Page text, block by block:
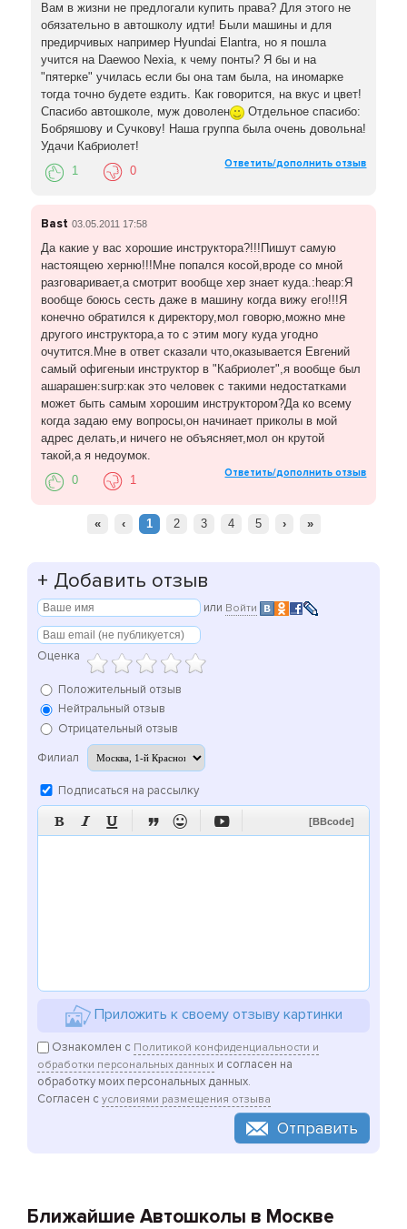
Вам в жизни не предлогали купить права? Для этого не
обязательно в автошколу идти! Были машины и для
предирчивых например Hyundai Elantra, но я пошла
учится на Daewoo Nexia, к чему понты? Я бы и на
"пятерке" училась если бы она там была, на иномарке
тогда точно будете ездить. Как говорится, на вкус и цвет!
Спасибо автошколе, муж доволен
Отдельное спасибо:
Бобряшову и Сучкову! Наша группа была очень довольна!
Удачи Кабриолет!
Ответить/дополнить отзыв
1 0
Bast 03.05.2011 17:58
Да какие у вас хорошие инструктора?!!!Пишут самую
настоящею херню!!!Мне попался косой,вроде со мной
разговаривает,а смотрит вообще хер знает куда.:heap:Я
вообще боюсь сесть даже в машину когда вижу его!!!Я
конечно обратился к директору,мол говорю,можно мне
другого инструктора,а то с этим могу куда угодно
очутится.Мне в ответ сказали что,оказывается Евгений
самый офигеныи инструктор в "Кабриолет",я вообще был
ашарашен:surp:как это человек с такими недостатками
может быть самым хорошим инструктором?Да ко всему
когда задаю ему вопросы,он начинает приколы в мой
адрес делать,и ничего не объясняет,мол он крутой
такой,а я недоумок.
Ответить/дополнить отзыв
0 1
« ‹ 1 2 3 4 5 › »
+ Добавить отзыв
или Войти
Оценка
Положительный отзыв
Нейтральный отзыв
Отрицательный отзыв
Филиал
Подписаться на рассылку
      [BBcode]
Приложить к своему отзыву картинки
Ознакомлен с Политикой конфиденциальности и
обработки персональных данных и согласен на
обработку моих персональных данных.
Согласен с условиями размещения отзыва
Отправить
Ближайшие Автошколы в Москве